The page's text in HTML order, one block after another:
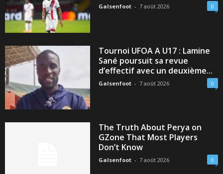
Galsenfoot - 7 août 2026 0
Tournoi UFOA A U17 : Lamine
Sané poursuit sa revue
d’effectif avec un deuxième...
Galsenfoot - 7 août 2026 0
The Truth About Perya on
GZone That Most Players
Don’t Know
Galsenfoot - 7 août 2026 0